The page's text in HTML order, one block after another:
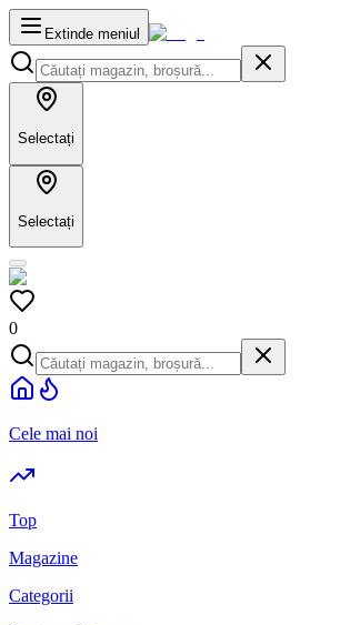
Extinde meniul
Selectați
Selectați
0
Cele mai noi
Top
Magazine
Categorii